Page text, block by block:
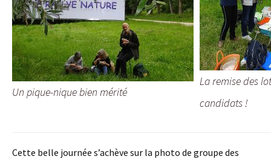
Un pique-nique bien mérité
La remise des
candidats !
Cette belle journée s’achève sur la photo de groupe des